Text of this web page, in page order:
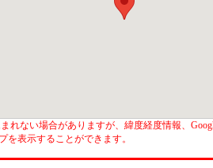
れない場合がありますが、緯度経度情報、
表示することができます。